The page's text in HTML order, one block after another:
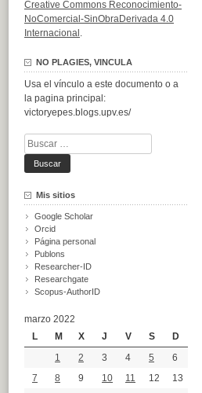
Creative Commons Reconocimiento-
NoComercial-SinObraDerivada 4.0
Internacional .
NO PLAGIES, VINCULA
Usa el vínculo a este documento o a
la pagina principal:
victoryepes.blogs.upv.es/
Buscar:
Mis sitios
Google Scholar
Orcid
Página personal
Publons
Researcher-ID
Researchgate
Scopus-AuthorID
marzo 2022
L
M X J V S
D
1
2 3 4 5
6
7
8 9 10 11 12
13